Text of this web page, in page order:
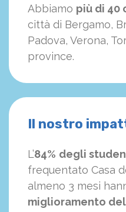
Abbiamo più di 40
città di Bergamo,
Padova, Verona,
province.
Il nostro
L’84% degli
frequentato Casa
almeno 3 mesi
miglioramento